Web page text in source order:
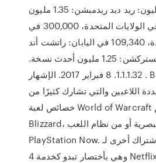
ستيشن 3: 1.5 مليون: ريد ديد ريدمبشن: 1.35 مليون
تقريبًا: 947,400 في الولايات المتحدة، 300,000 في
المملكة المتحدة، 109,340 في اليابان: راتشت أند
كلانك: تولز أوف ديستركشن: 1.25 مليون أحدث نسخة.
1.1.1.32. 8 فبراير 2017. الإشهار . Burning Blood هي
اللاعبين والتي تشارك كثيرًا من
خصائص لعبة World of Warcraft الأيقونية من تصميم
Blizzard، سواء من الناحية البصرية أو من نظام اللعب.
PlayStation Now. خدمة اشتراك أخرى لـ PlayStation
4 وهي بأختصار تبدو كخدمة Netflix ولكن للألعاب. فهي